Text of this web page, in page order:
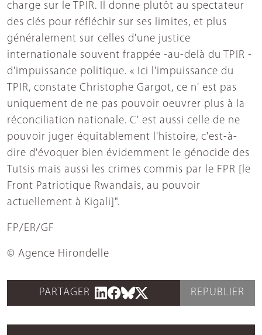
charge sur le TPIR. Il donne plutôt au spectateur
des clés pour réfléchir sur ses limites, et plus
généralement sur celles d'une justice
internationale souvent frappée -au-delà du TPIR -
d'impuissance politique. « Ici l'impuissance du
TPIR, constate Christophe Gargot, ce n' est pas
uniquement de ne pas pouvoir oeuvrer plus à la
réconciliation nationale. C' est aussi celle de ne
pouvoir juger équitablement l'histoire, c'est-à-
dire d'évoquer bien évidemment le génocide des
Tutsis mais aussi les crimes commis par le FPR [le
Front Patriotique Rwandais, au pouvoir
actuellement à Kigali]".
FP/ER/GF
© Agence Hirondelle
PARTAGER REPUBLIER